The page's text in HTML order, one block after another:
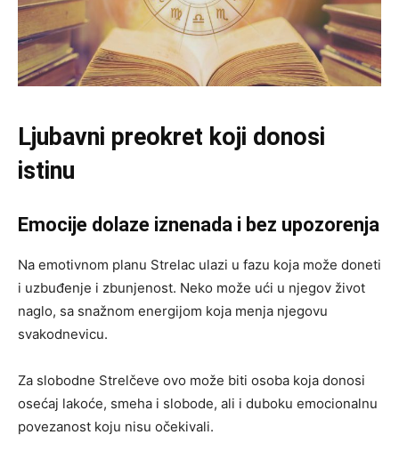
Ljubavni preokret koji donosi
istinu
Emocije dolaze iznenada i bez upozorenja
Na emotivnom planu Strelac ulazi u fazu koja može doneti
i uzbuđenje i zbunjenost. Neko može ući u njegov život
naglo, sa snažnom energijom koja menja njegovu
svakodnevicu.
Za slobodne Strelčeve ovo može biti osoba koja donosi
osećaj lakoće, smeha i slobode, ali i duboku emocionalnu
povezanost koju nisu očekivali.